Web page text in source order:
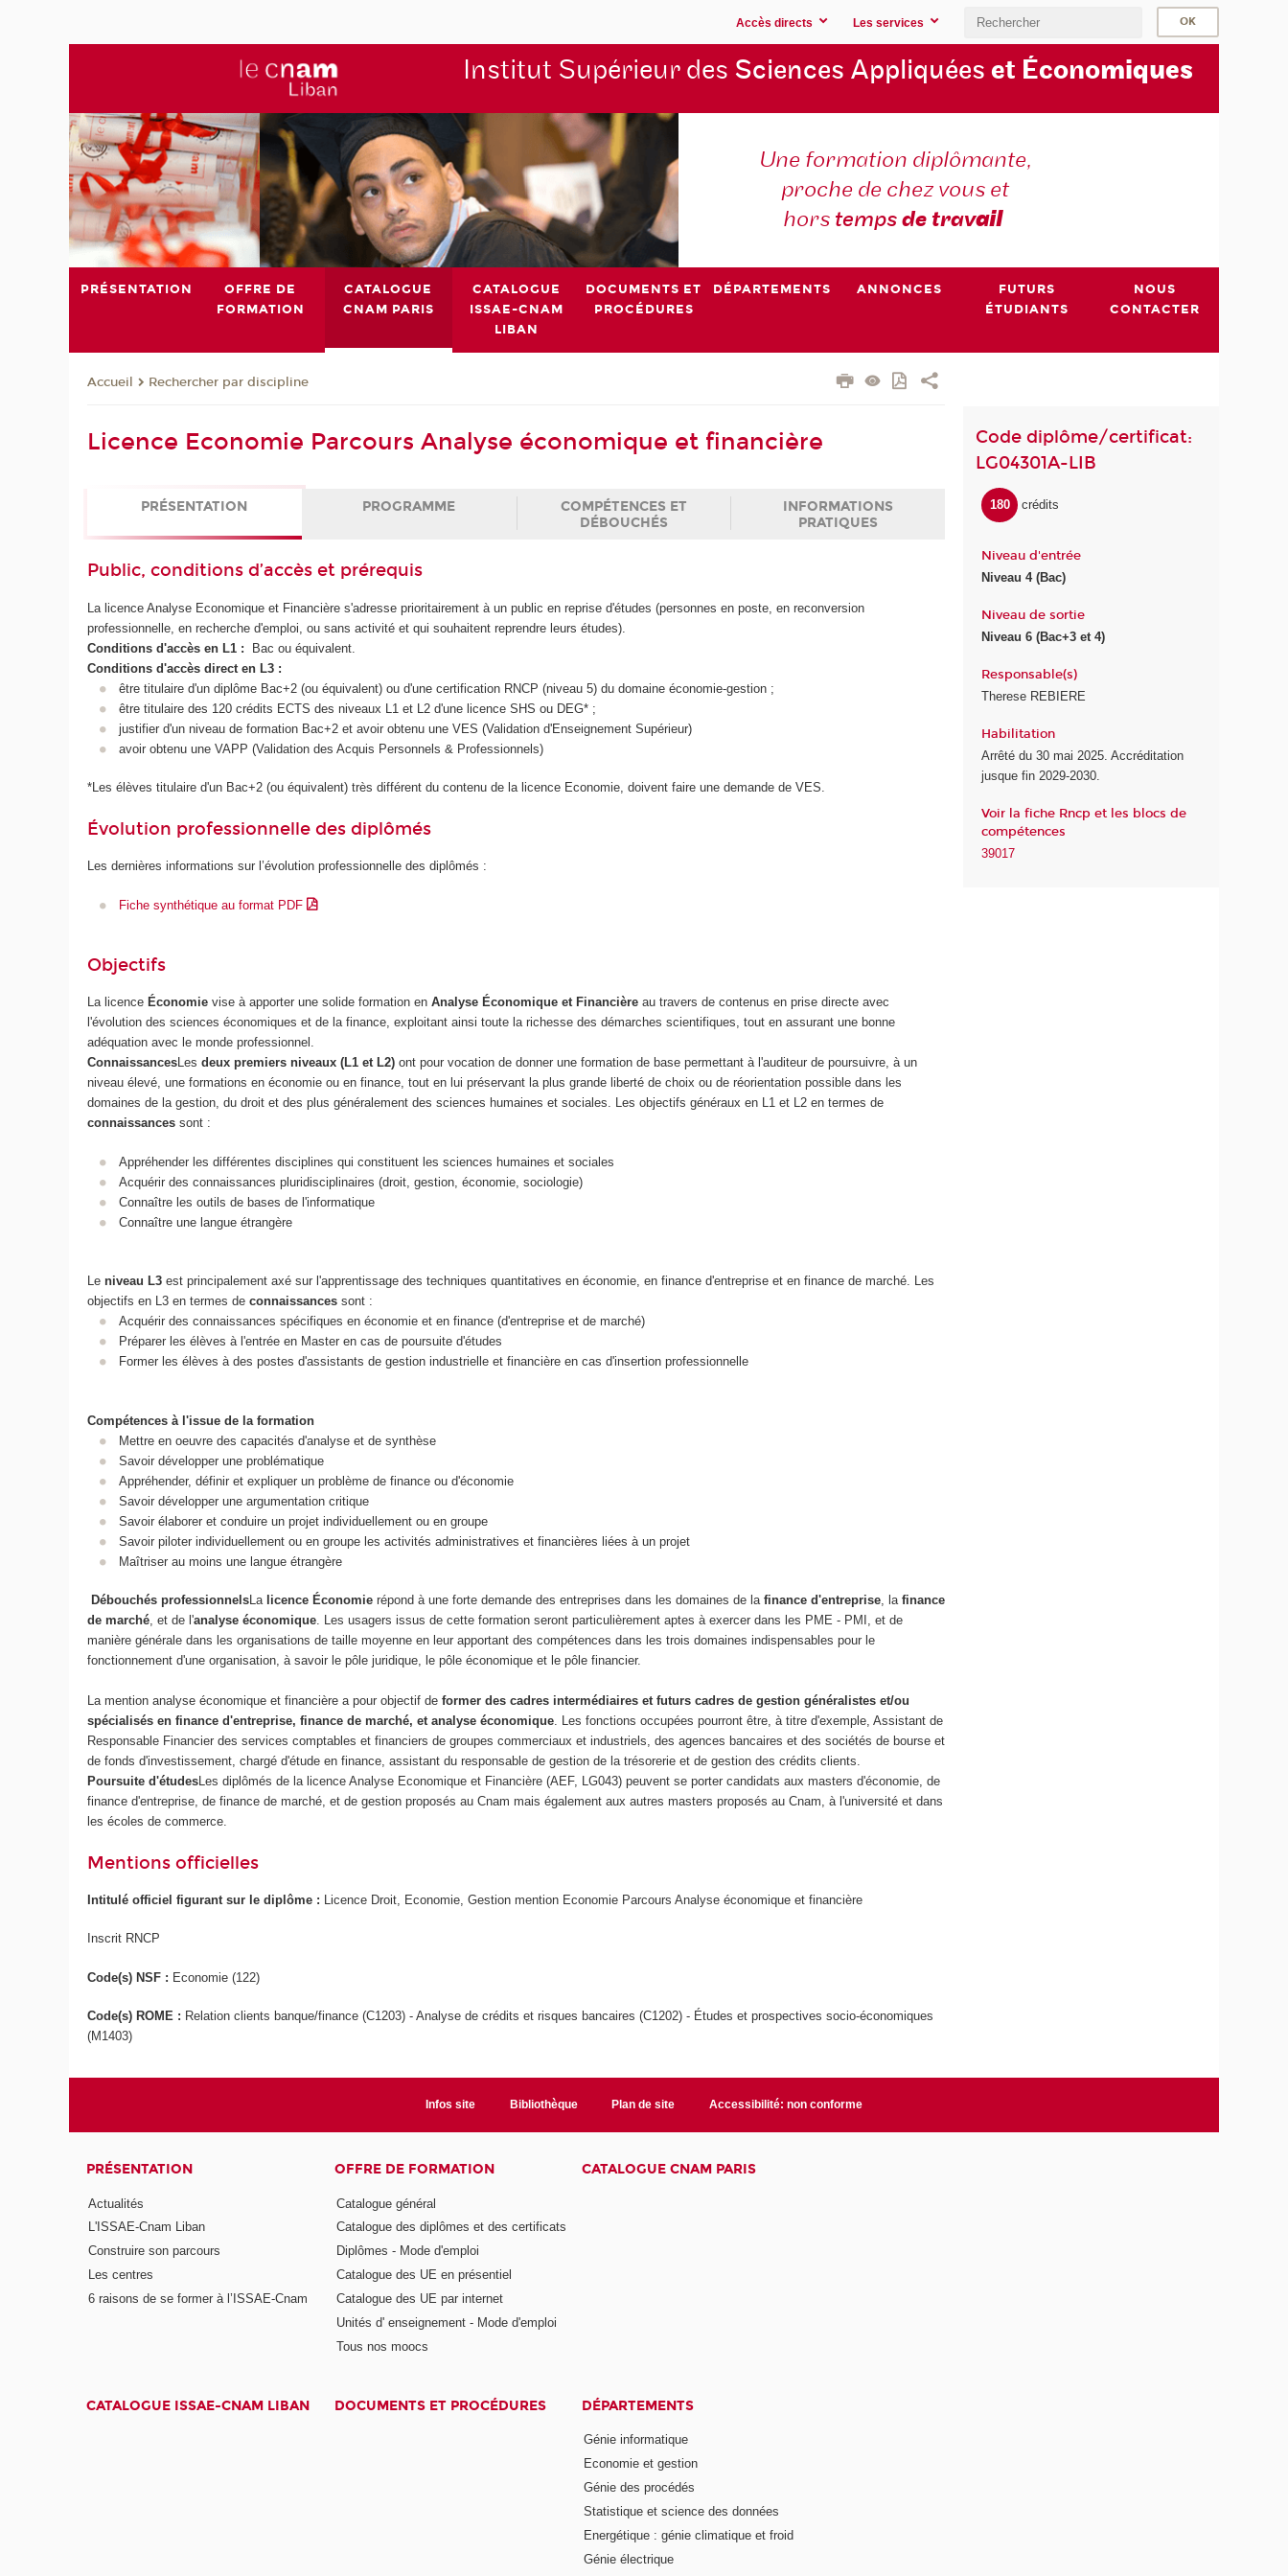
Accès directs Les services
Institut Supérieur des Sciences Appliquées et Économiques
Une formation diplômante,
proche de chez vous et
hors tempsde travail
PRÉSENTATION
OFFRE DE
FORMATION
CATALOGUE
CNAM PARIS
CATALOGUE
ISSAE-CNAM
LIBAN
DOCUMENTS ET
PROCÉDURES
DÉPARTEMENTS ANNONCES
FUTURS
ÉTUDIANTS
NOUS
CONTACTER
Accueil Rechercher par discipline
Licence Economie Parcours Analyse économique et financière
PRÉSENTATION PROGRAMME
COMPÉTENCES ET
DÉBOUCHÉS
INFORMATIONS
PRATIQUES
Public, conditions d’accès et prérequis
La licence Analyse Economique et Financière s'adresse prioritairement à un public en reprise d'études (personnes en poste, en reconversion
professionnelle, en recherche d'emploi, ou sans activité et qui souhaitent reprendre leurs études).
Conditions d'accès en L1 :
Bac ou équivalent.
Conditions d'accès direct en L3 :
être titulaire d'un diplôme Bac+2 (ou équivalent) ou d'une certification RNCP (niveau 5) du domaine économie-gestion ;
être titulaire des 120 crédits ECTS des niveaux L1 et L2 d'une licence SHS ou DEG* ;
justifier d'un niveau de formation Bac+2 et avoir obtenu une VES (Validation d'Enseignement Supérieur)
avoir obtenu une VAPP (Validation des Acquis Personnels & Professionnels)
*Les élèves titulaire d'un Bac+2 (ou équivalent) très différent du contenu de la licence Economie, doivent faire une demande de VES.
Évolution professionnelle des diplômés
Les dernières informations sur l’évolution professionnelle des diplômés :
Fiche synthétique au format PDF
Objectifs
La licence Économie vise à apporter une solide formation enAnalyse Économique et Financière au travers de contenus en prise directe avec
l'évolution des sciences économiques et de la finance, exploitant ainsi toute la richesse des démarches scientifiques, tout en assurant une bonne
adéquation avec le monde professionnel.
ConnaissancesLesdeux premiers niveaux (L1 et L2) ont pour vocation de donner une formation de base permettant à l'auditeur de poursuivre, à un
niveau élevé, une formations en économie ou en finance, tout en lui préservant la plus grande liberté de choix ou de réorientation possible dans les
domaines de la gestion, du droit et des plus généralement des sciences humaines et sociales. Les objectifs généraux en L1 et L2 en termes de
connaissances sont :
Appréhender les différentes disciplines qui constituent les sciences humaines et sociales
Acquérir des connaissances pluridisciplinaires (droit, gestion, économie, sociologie)
Connaître les outils de bases de l'informatique
Connaître une langue étrangère
Leniveau L3 est principalement axé sur l'apprentissage des techniques quantitatives en économie, en finance d'entreprise et en finance de marché. Les
objectifs en L3 en termes deconnaissances sont :
Acquérir des connaissances spécifiques en économie et en finance (d'entreprise et de marché)
Préparer les élèves à l'entrée en Master en cas de poursuite d'études
Former les élèves à des postes d'assistants de gestion industrielle et financière en cas d'insertion professionnelle
Compétences à l'issue de la formation
Mettre en oeuvre des capacités d'analyse et de synthèse
Savoir développer une problématique
Appréhender, définir et expliquer un problème de finance ou d'économie
Savoir développer une argumentation critique
Savoir élaborer et conduire un projet individuellement ou en groupe
Savoir piloter individuellement ou en groupe les activités administratives et financières liées à un projet
Maîtriser au moins une langue étrangère
Débouchés professionnelsLa licence Économie répond à une forte demande des entreprises dans les domaines de lafinance d'entreprise, lafinance
de marché, et de l'analyse économique. Les usagers issus de cette formation seront particulièrement aptes à exercer dans les PME - PMI, et de
manière générale dans les organisations de taille moyenne en leur apportant des compétences dans les trois domaines indispensables pour le
fonctionnement d'une organisation, à savoir le pôle juridique, le pôle économique et le pôle financier.
La mention analyse économique et financière a pour objectif deformer des cadres intermédiaires et futurs cadres de gestion généralistes et/ou
spécialisés en finance d'entreprise, finance de marché, et analyse économique. Les fonctions occupées pourront être, à titre d'exemple, Assistant de
Responsable Financier des services comptables et financiers de groupes commerciaux et industriels, des agences bancaires et des sociétés de bourse et
de fonds d'investissement, chargé d'étude en finance, assistant du responsable de gestion de la trésorerie et de gestion des crédits clients.
Poursuite d'étudesLes diplômés de la licence Analyse Economique et Financière (AEF, LG043) peuvent se porter candidats aux masters d'économie, de
finance d'entreprise, de finance de marché, et de gestion proposés au Cnam mais également aux autres masters proposés au Cnam, à l'université et dans
les écoles de commerce.
Mentions officielles
Intitulé officiel figurant sur le diplôme : Licence Droit, Economie, Gestion mention Economie Parcours Analyse économique et financière
Inscrit RNCP
Code(s) NSF : Economie (122)
Code(s) ROME : Relation clients banque/finance (C1203) - Analyse de crédits et risques bancaires (C1202) - Études et prospectives socio-économiques
(M1403)
Code diplôme/certificat:
LG04301A-LIB
180 crédits
Niveau d'entrée
Niveau 4 (Bac)
Niveau de sortie
Niveau 6 (Bac+3 et 4)
Responsable(s)
Therese REBIERE
Habilitation
Arrêté du 30 mai 2025. Accréditation
jusque fin 2029-2030.
Voir la fiche Rncp et les blocs de
compétences
39017
Infos site Bibliothèque Plan de site Accessibilité: non conforme
PRÉSENTATION
Actualités
L'ISSAE-Cnam Liban
Construire son parcours
Les centres
6 raisons de se former à l’ISSAE-Cnam
OFFRE DE FORMATION
Catalogue général
Catalogue des diplômes et des certificats
Diplômes - Mode d'emploi
Catalogue des UE en présentiel
Catalogue des UE par internet
Unités d' enseignement - Mode d'emploi
Tous nos moocs
CATALOGUE CNAM PARIS
CATALOGUE ISSAE-CNAM LIBAN DOCUMENTS ET PROCÉDURES DÉPARTEMENTS
Génie informatique
Economie et gestion
Génie des procédés
Statistique et science des données
Energétique : génie climatique et froid
Génie électrique